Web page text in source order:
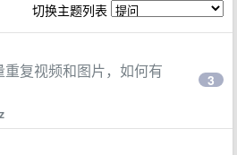
切换主题列表
复视频和图片，如何有
3